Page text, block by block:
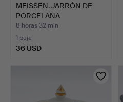
MEISSEN. JARRÓN DE
PORCELANA
DECORACIÓN ZW…
8 horas 32 min
1 puja
36 USD